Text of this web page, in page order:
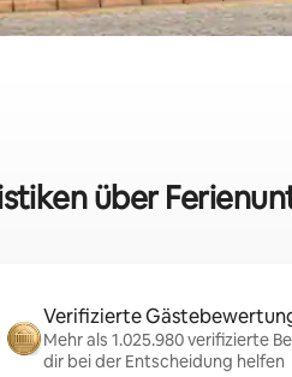
über
Verifizierte
Mehr als 1.025.980 verifizierte
dir bei der Entscheidung helfen